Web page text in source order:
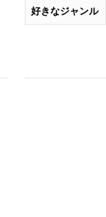
好きなジャンル